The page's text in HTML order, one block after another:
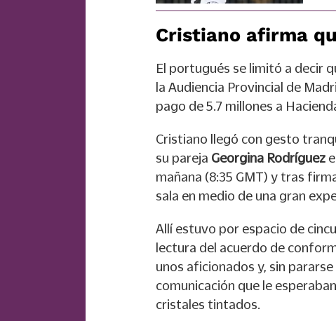
Cristiano afirma
El portugués se limitó a decir
la Audiencia Provincial de
pago de 5.7 millones a
Cristiano llegó con gesto
su pareja Georgina Rodríguez
mañana (8:35 GMT) y tras
sala en medio de una gran
Allí estuvo por espacio de
lectura del acuerdo de
unos aficionados y, sin
comunicación que le
cristales tintados.